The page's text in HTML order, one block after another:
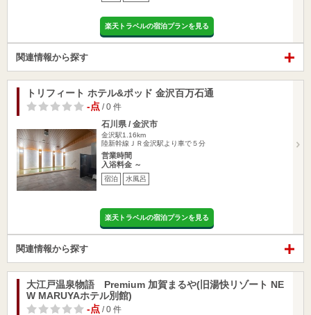
楽天トラベルの宿泊プランを見る
関連情報から探す
トリフィート ホテル&ポッド 金沢百万石通
-点 / 0 件
石川県 / 金沢市
金沢駅1.16km
陸新幹線ＪＲ金沢駅より車で５分
営業時間
入浴料金 ～
宿泊 水風呂
楽天トラベルの宿泊プランを見る
関連情報から探す
大江戸温泉物語 Premium 加賀まるや(旧湯快リゾート NE
W MARUYAホテル別館)
-点 / 0 件